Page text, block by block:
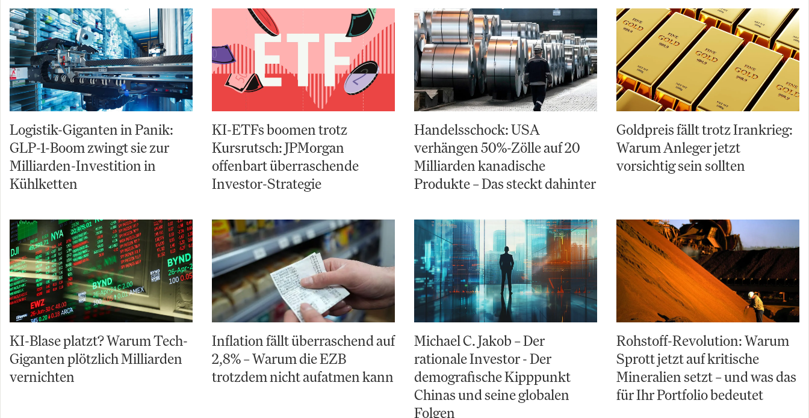
Logistik-Giganten in Panik:
GLP-1-Boom zwingt sie zur
Milliarden-Investition in
Kühlketten
KI-ETFs boomen trotz
Kursrutsch: JPMorgan
offenbart überraschende
Investor-Strategie
Handelsschock: USA
verhängen 50%-Zölle auf 20
Milliarden kanadische
Produkte – Das steckt dahinter
Goldpreis fällt trotz Irankrieg:
Warum Anleger jetzt
vorsichtig sein sollten
KI-Blase platzt? Warum Tech-
Giganten plötzlich Milliarden
vernichten
Inflation fällt überraschend auf
2,8% – Warum die EZB
trotzdem nicht aufatmen kann
Michael C. Jakob – Der
rationale Investor - Der
demografische Kipppunkt
Chinas und seine globalen
Folgen
Rohstoff-Revolution: Warum
Sprott jetzt auf kritische
Mineralien setzt – und was das
für Ihr Portfolio bedeutet